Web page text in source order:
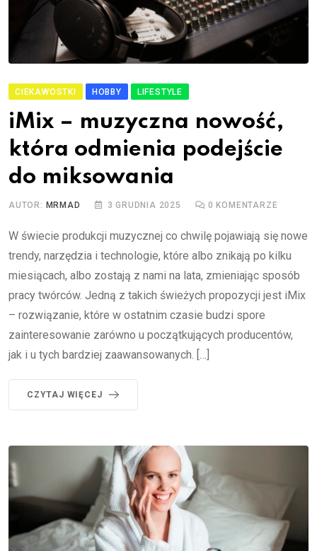
CIEKAWOSTKI HOBBY LIFESTYLE
iMix – muzyczna nowość,
która odmienia podejście
do miksowania
AUTOR: MRMAD 3 GRUDNIA 2025 0 KOMENTARZE
W świecie produkcji muzycznej co chwilę pojawiają się nowe
trendy, narzędzia i technologie, które albo znikają po kilku
miesiącach, albo zostają z nami na lata, zmieniając sposób
pracy twórców. Jedną z takich świeżych propozycji jest iMix
– rozwiązanie, które w ostatnim czasie budzi spore
zainteresowanie zarówno u początkujących producentów,
jak i u tych bardziej zaawansowanych. […]
CZYTAJ WIĘCEJ